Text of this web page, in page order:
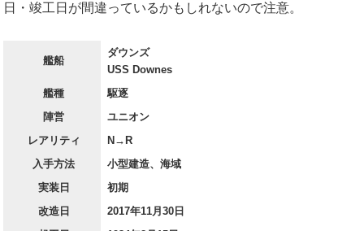
日・竣工日が間違っているかもしれないので注意。
艦船
ダウンズ
USS Downes
艦種
駆逐
陣営
ユニオン
レアリティ
N→R
入手方法
小型建造、海域
実装日
初期
改造日
2017年11月30日